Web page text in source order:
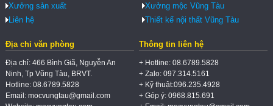
Xưởng sản xuất
Liên hệ
Xưởng mộc Vũng Tàu
Thiết kế nội thất Vũng Tàu
Địa chỉ văn phòng
Địa chỉ: 466 Bình Giã, Nguyễn An
Ninh, Tp Vũng Tàu, BRVT.
Hotline: 08.6789.5828
Email: mocvungtau@gmail.com
Thông tin liên hệ
+ Hotline: 08.6789.5828
+ Zalo: 097.314.5161
+ Kỹ thuật:096.235.4928
+ Góp ý: 0968.815.691